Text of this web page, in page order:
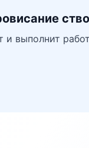
и выполнит